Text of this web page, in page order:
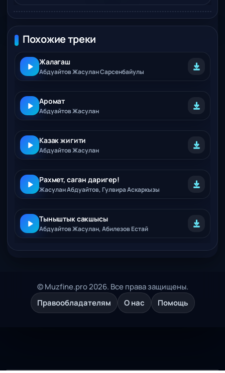
Похожие треки
Жалагаш
Абдуайтов Жасулан Сарсенбайулы
Аромат
Абдуайтов Жасулан
Казак жигити
Абдуайтов Жасулан
Рахмет, саган даригер!
Жасулан Абдуайтов, Гулвира Аскаркызы
Тыныштык сакшысы
Абдуайтов Жасулан, Абилезов Естай
© Muzfine.pro 2026. Все права защищены.
Правообладателям
О нас Помощь